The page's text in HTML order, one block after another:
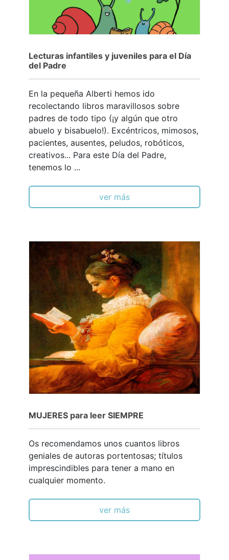
Lecturas infantiles y juveniles para el Día
del Padre
En la pequeña Alberti hemos ido
recolectando libros maravillosos sobre
padres de todo tipo (¡y algún que otro
abuelo y bisabuelo!). Excéntricos, mimosos,
pacientes, ausentes, peludos, robóticos,
creativos... Para este Día del Padre,
tenemos lo ...
ver más
MUJERES para leer SIEMPRE
Os recomendamos unos cuantos libros
geniales de autoras portentosas; títulos
imprescindibles para tener a mano en
cualquier momento.
ver más